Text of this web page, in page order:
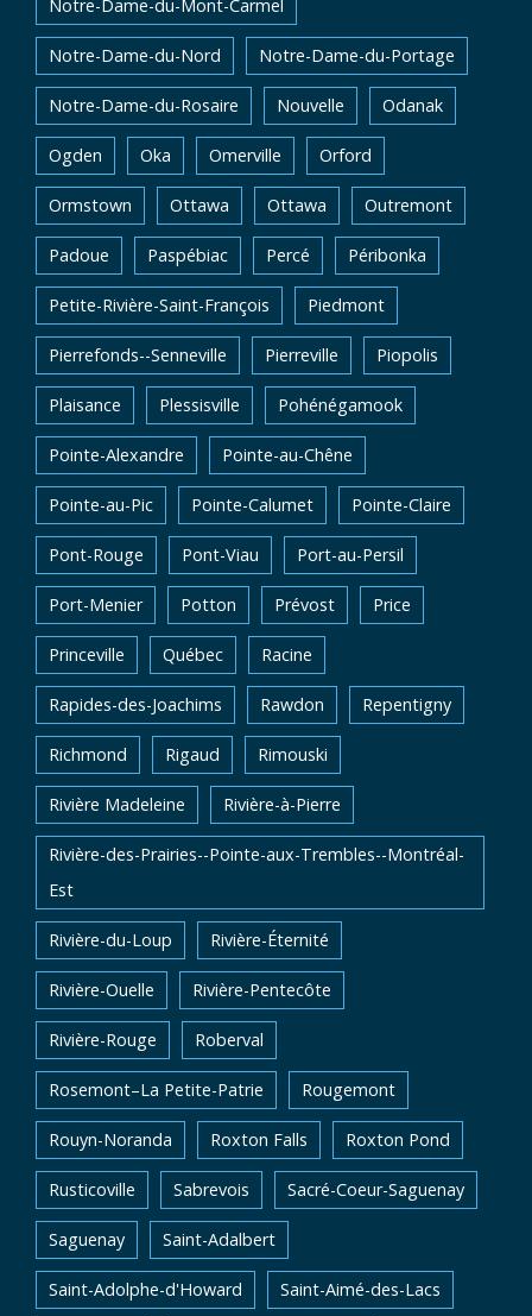
Notre-Dame-du-Mont-Carmel
Notre-Dame-du-Nord Notre-Dame-du-Portage
Notre-Dame-du-Rosaire Nouvelle Odanak
Ogden Oka Omerville Orford
Ormstown Ottawa Ottawa Outremont
Padoue Paspébiac Percé Péribonka
Petite-Rivière-Saint-François Piedmont
Pierrefonds--Senneville Pierreville Piopolis
Plaisance Plessisville Pohénégamook
Pointe-Alexandre Pointe-au-Chêne
Pointe-au-Pic Pointe-Calumet Pointe-Claire
Pont-Rouge Pont-Viau Port-au-Persil
Port-Menier Potton Prévost Price
Princeville Québec Racine
Rapides-des-Joachims Rawdon Repentigny
Richmond Rigaud Rimouski
Rivière Madeleine Rivière-à-Pierre
Rivière-des-Prairies--Pointe-aux-Trembles--Montréal-
Est
Rivière-du-Loup Rivière-Éternité
Rivière-Ouelle Rivière-Pentecôte
Rivière-Rouge Roberval
Rosemont–La Petite-Patrie Rougemont
Rouyn-Noranda Roxton Falls Roxton Pond
Rusticoville Sabrevois Sacré-Coeur-Saguenay
Saguenay Saint-Adalbert
Saint-Adolphe-d'Howard Saint-Aimé-des-Lacs